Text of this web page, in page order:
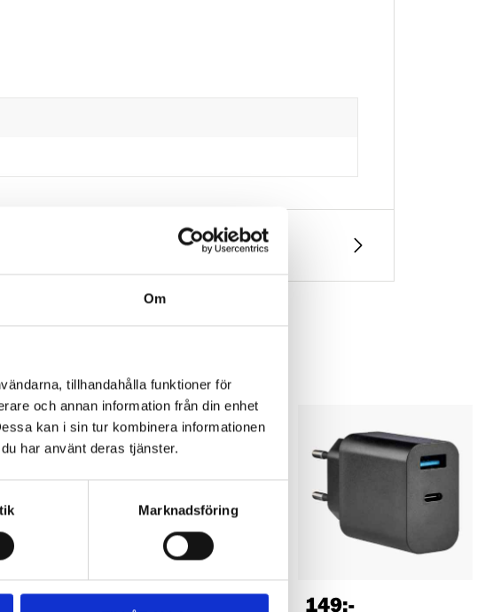
Om
tillhandahålla funktioner för
och annan information från din enhet
kan i sin tur kombinera informationen
har använt deras tjänster.
Marknadsföring
149:-